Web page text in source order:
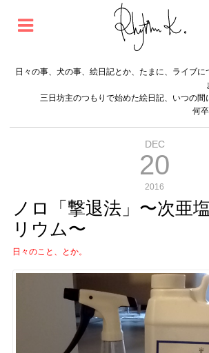
日々の事、犬の事、絵日記とか、たまに、ライブに
三日坊主のつもりで始めた絵日記、いつの
何
DEC
20
2016
ノロ「撃退法」〜次亜
リウム〜
日々のこと、とか。